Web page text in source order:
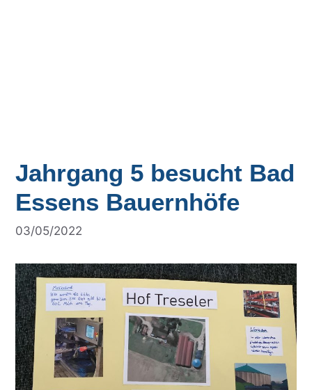
Jahrgang 5 besucht Bad
Essens Bauernhöfe
03/05/2022